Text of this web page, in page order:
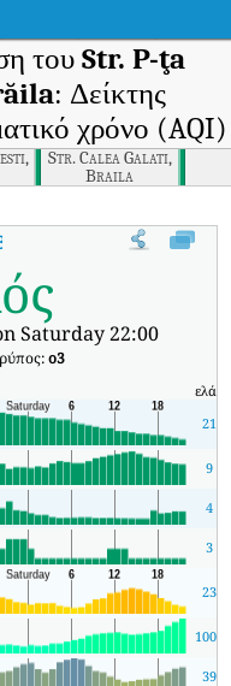
του Str. P-ţa
: Δείκτης
χρόνο (AQI)
Str. Calea Galati,
Braila
Δείκτης ποιότητας
Saturday 22:00
o3
ελάχ
21
9
4
3
23
1002
39